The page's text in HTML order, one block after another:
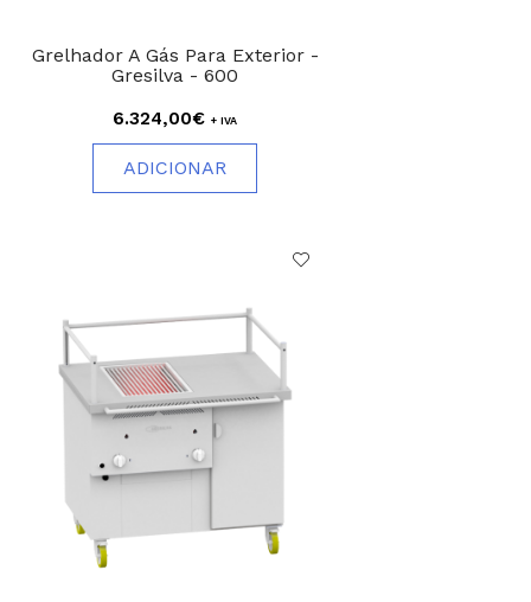
Grelhador A Gás Para Exterior -
Gresilva - 600
6.324,00€ + IVA
ADICIONAR